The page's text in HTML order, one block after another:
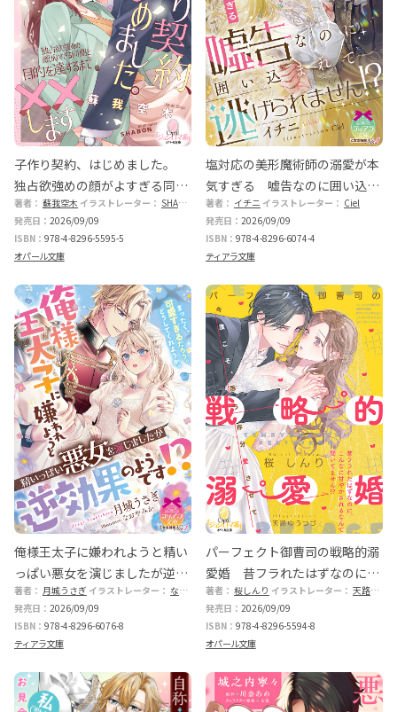
子作り契約、はじめました。
独占欲強めの顔がよすぎる同期
と目的を達するまで××します
著者： 蘇我空木 イラストレーター： SHABON
発売日： 2026/09/09
ISBN： 978-4-8296-5595-5
オパール文庫
塩対応の美形魔術師の溺愛が本
気すぎる 嘘告なのに囲い込ま
れて逃げられません!?
著者： イチニ イラストレーター： Ciel
発売日： 2026/09/09
ISBN： 978-4-8296-6074-4
ティアラ文庫
俺様王太子に嫌われようと精い
っぱい悪女を演じましたが逆効
果のようです!?
著者： 月城うさぎ イラストレーター： なおやみか
発売日： 2026/09/09
ISBN： 978-4-8296-6076-8
ティアラ文庫
パーフェクト御曹司の戦略的溺
愛婚 昔フラれたはずなのに、
こんなに甘やかされるなんて聞
いてません!?
著者： 桜しんり イラストレーター： 天路ゆうつづ
発売日： 2026/09/09
ISBN： 978-4-8296-5594-8
オパール文庫